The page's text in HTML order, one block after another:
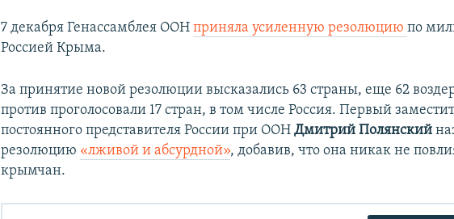
7 декабря Генассамблея ООНприняла усиленную резолюциюпо
Россией Крыма.
За принятие новой резолюции высказались 63 страны, еще 62
против проголосовали 17 стран, в том числе Россия. Первый
постоянного представителя России при ООНДмитрий Полянский
резолюцию «лживой и абсурдной», добавив, что она никак не
крымчан.